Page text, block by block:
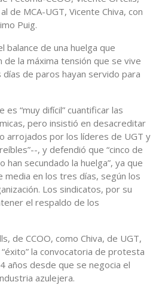
de MCA-UGT, Vicente Chiva, con
Puig.
balance de una huelga que
de la máxima tensión que se vive
de paros hayan servido para
es “muy difícil” cuantificar las
pero insistió en desacreditar
arrojados por los líderes de UGT y
, y defendió que “cinco de
secundado la huelga”, ya que
media en los tres días, según los
Los sindicatos, por su
el respaldo de los
de CCOO, como Chiva, de UGT,
la convocatoria de protesta
años desde que se negocia el
azulejera.